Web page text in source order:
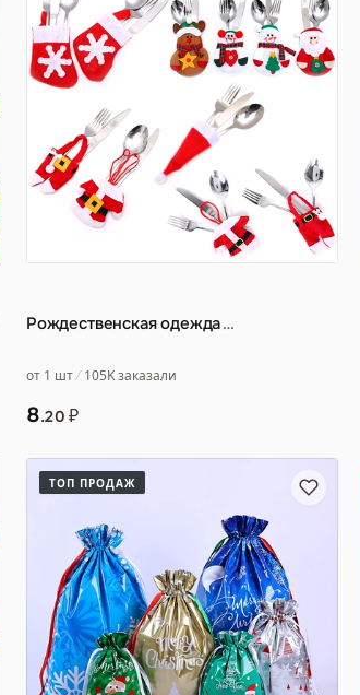
Рождественская одежда…
от 1 шт 105K заказали
8.20 ₽
ТОП ПРОДАЖ